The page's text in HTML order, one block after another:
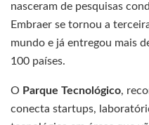
nasceram de pesquisas
Embraer se tornou a
mundo e já entregou mais
100 países.
O Parque Tecnológico,
conecta startups,